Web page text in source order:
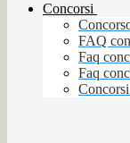
Concorsi
FAQ
Faq
Faq